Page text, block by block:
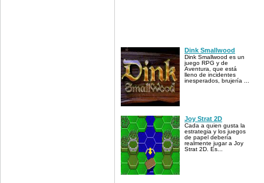
Dink Smallwood
Dink Smallwood es un
juego RPG y de
Aventura, que está
lleno de incidentes
inesperados, brujería ...
Joy Strat 2D
Cada a quien gusta la
estrategia y los juegos
de papel debería
realmente jugar a Joy
Strat 2D. Es...